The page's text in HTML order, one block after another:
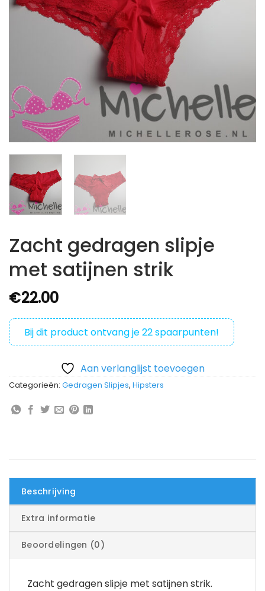
Zacht gedragen slipje
met satijnen strik
€22.00
Bij dit product ontvang je22spaarpunten!
Aan verlanglijst toevoegen
Categorieën: Gedragen Slipjes, Hipsters
Beschrijving
Extra informatie
Beoordelingen (0)
Zacht gedragen slipje met satijnen strik.